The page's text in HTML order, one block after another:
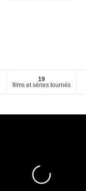
19
films et séries tournés